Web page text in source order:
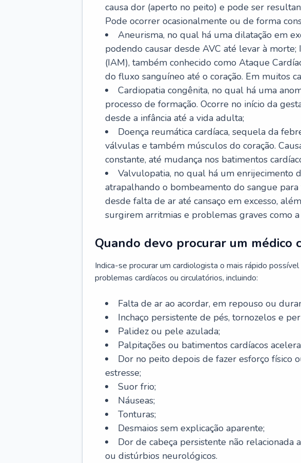
causa dor (aperto no peito) e pode ser
Pode ocorrer ocasionalmente ou de forma
Aneurisma, no qual há uma dilatação em
podendo causar desde AVC até levar à
(IAM), também conhecido como Ataque
do fluxo sanguíneo até o coração. Em muitos
Cardiopatia congênita, no qual há uma
processo de formação. Ocorre no início da
desde a infância até a vida adulta;
Doença reumática cardíaca, sequela da
válvulas e também músculos do coração.
constante, até mudança nos batimentos
Valvulopatia, no qual há um enrijecimento
atrapalhando o bombeamento do sangue
desde falta de ar até cansaço em excesso,
surgirem arritmias e problemas graves como a
Quando devo procurar um médico
Indica-se procurar um cardiologista o mais rápido
problemas cardíacos ou circulatórios, incluindo:
Falta de ar ao acordar, em repouso ou
Inchaço persistente de pés, tornozelos e
Palidez ou pele azulada;
Palpitações ou batimentos cardíacos
Dor no peito depois de fazer esforço físico
estresse;
Suor frio;
Náuseas;
Tonturas;
Desmaios sem explicação aparente;
Dor de cabeça persistente não relacionada
ou distúrbios neurológicos.